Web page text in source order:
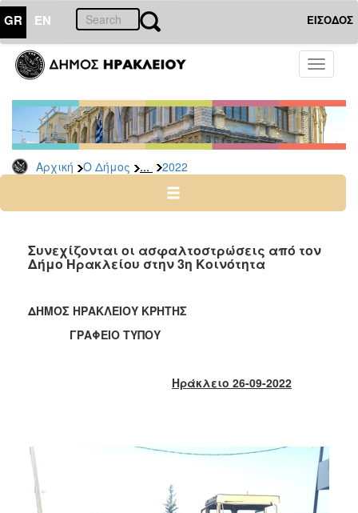
GR EN ΕΙΣΟΔΟΣ
Toggle
Αρχική Ο Δήμος ... 2022
ΔΗΜΟΣ
Δελτία
Τύπου
Αρχείο
2026
2024
2022
2020
2019
Συνεχίζονται οι ασφαλτοστρώσεις από τον
Δήμο Ηρακλείου στην 3η Κοινότητα
ΔΗΜΟΣ ΗΡΑΚΛΕΙΟΥ ΚΡΗΤΗΣ
ΓΡΑΦΕΙΟ ΤΥΠΟΥ
Ηράκλειο 26-09-2022